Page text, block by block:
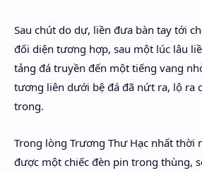
Sau chút do dự, liền đưa bàn tay tới
đối diện tương hợp, sau một lúc lâu
tảng đá truyền đến một tiếng vang
tương liên dưới bệ đá đã nứt ra, lộ ra
trong.
Trong lòng Trương Thư Hạc nhất thời
được một chiếc đèn pin trong thùng,